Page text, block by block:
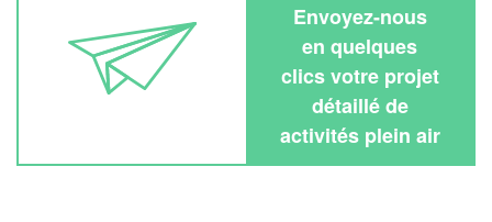
Envoyez-nous
en quelques
clics votre projet
détaillé de
activités plein air